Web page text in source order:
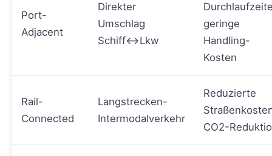
Port-
Adjacent
Direkter
Umschlag
Schiff↔Lkw
geringe
Handling-
Kosten
Rail-
Connected
Langstrecken-
Intermodalverkehr
Reduzierte
CO2-